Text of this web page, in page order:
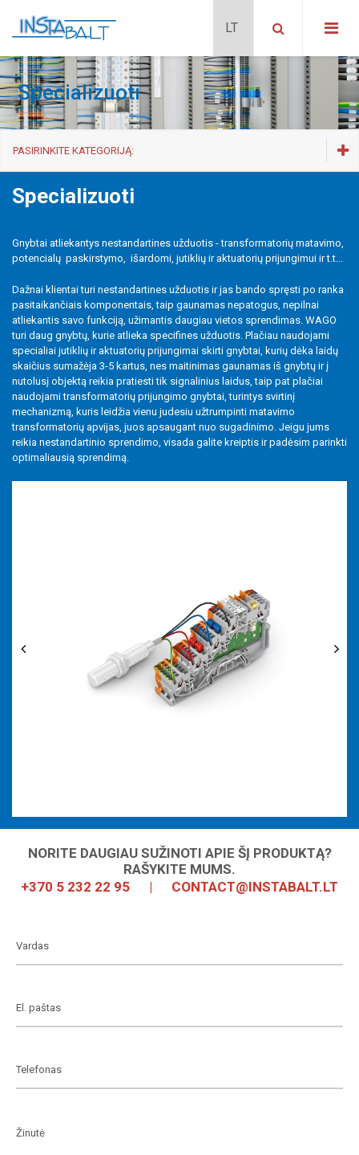
Specializuoti
PASIRINKITE KATEGORIJĄ:
Gnybtai montuojami ant DIN35
Naujos kartos TopJob S
Pastatams
Miniatiūriniai
Didelės kvadratūros
Specializuoti
Priedai
Instaliaciniai
Lituojamos ir išardomos jungtys
Įrankiai
Priedai
Specializuoti
Gnybtai atliekantys nestandartines užduotis - transformatorių matavimo,
potencialų paskirstymo, išardomi, jutiklių ir aktuatorių prijungimui ir t.t...
Dažnai klientai turi nestandartines užduotis ir jas bando spręsti po ranka
pasitaikančiais komponentais, taip gaunamas nepatogus, nepilnai
atliekantis savo funkciją, užimantis daugiau vietos sprendimas. WAGO
turi daug gnybtų, kurie atlieka specifines užduotis. Plačiau naudojami
specialiai jutiklių ir aktuatorių prijungimai skirti gnybtai, kurių dėka laidų
skaičius sumažėja 3-5 kartus, nes maitinimas gaunamas iš gnybtų ir į
nutolusį objektą reikia pratiesti tik signalinius laidus, taip pat plačiai
naudojami transformatorių prijungimo gnybtai, turintys svirtinį
mechanizmą, kuris leidžia vienu judesiu užtrumpinti matavimo
transformatorių apvijas, juos apsaugant nuo sugadinimo. Jeigu jums
reikia nestandartinio sprendimo, visada galite kreiptis ir padėsim parinkti
optimaliausią sprendimą.
NORITE DAUGIAU SUŽINOTI APIE ŠĮ PRODUKTĄ?
RAŠYKITE MUMS.
+370 5 232 22 95
| CONTACT@INSTABALT.LT